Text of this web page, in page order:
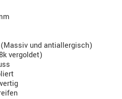
und antiallergisch)
vergoldet)